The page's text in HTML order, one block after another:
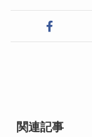
関連記事